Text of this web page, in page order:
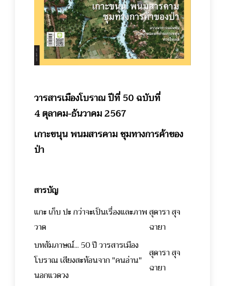
วารสารเมืองโบราณ ปีที่ 50 ฉบับที่
4 ตุลาคม-ธันวาคม 2567
เกาะขนุน พนมสารคาม ชุมทางการค้าของ
ป่า
สารบัญ
แกะ เก็บ ปะ กว่าจะเป็นเรื่องและภาพ
วาด
สุดารา สุจ
ฉายา
บทสัมภาษณ์... 50 ปี วารสารเมือง
โบราณ เสียงสะท้อนจาก "คนอ่าน"
นอกแวดวง
สุดารา สุจ
ฉายา